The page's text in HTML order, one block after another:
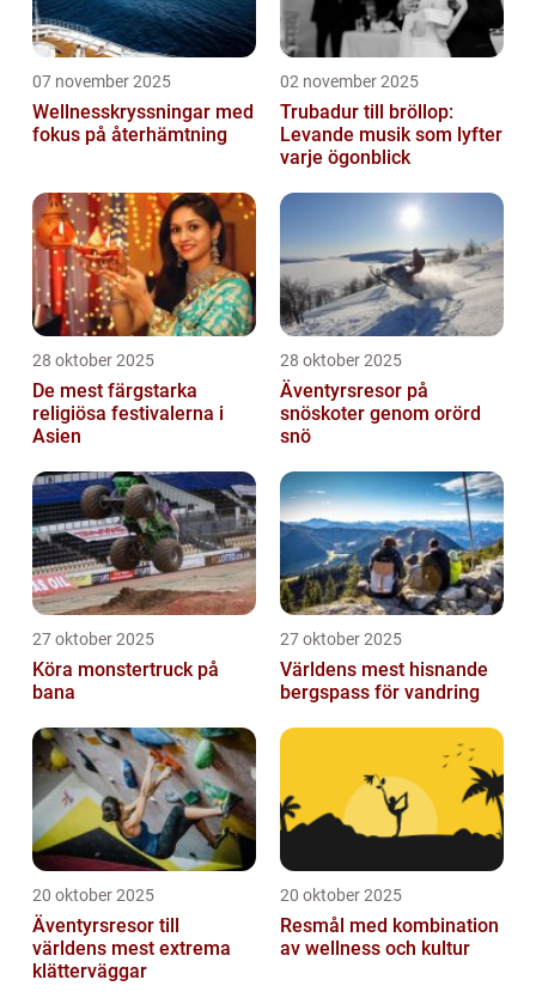
07 november 2025
Wellnesskryssningar med
fokus på återhämtning
02 november 2025
Trubadur till bröllop:
Levande musik som lyfter
varje ögonblick
28 oktober 2025
De mest färgstarka
religiösa festivalerna i
Asien
28 oktober 2025
Äventyrsresor på
snöskoter genom orörd
snö
27 oktober 2025
Köra monstertruck på
bana
27 oktober 2025
Världens mest hisnande
bergspass för vandring
20 oktober 2025
Äventyrsresor till
världens mest extrema
klätterväggar
20 oktober 2025
Resmål med kombination
av wellness och kultur